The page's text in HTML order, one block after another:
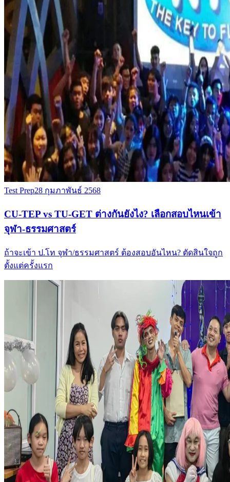
Test Prep28 กุมภาพันธ์ 2568
CU-TEP vs TU-GET ต่างกันยังไง? เลือกสอบไหนเข้า
จุฬา-ธรรมศาสตร์
ถ้าจะเข้า ป.โท จุฬา/ธรรมศาสตร์ ต้องสอบอันไหน? ตัดสินใจถูก
ตั้งแต่ครั้งแรก